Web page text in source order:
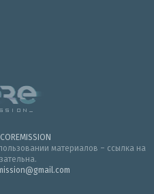
COREMISSION
материалов – ссылка на